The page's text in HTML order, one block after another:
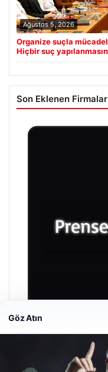
Ağustos 5, 2026
Organize suçla
Hiçbir suç
Son Eklenen Firmalar
Prenses Night Club
Göz Atın